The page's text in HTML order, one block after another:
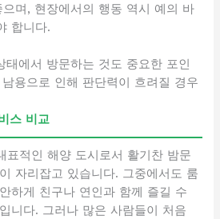
며, 현장에서의 행동 역시 예의 바
합니다.
태에서 방문하는 것도 중요한 포인
용으로 인해 판단력이 흐려질 경우
스 비교
표적인 해양 도시로서 활기찬 밤문
자리잡고 있습니다. 그중에서도 룸
하게 친구나 연인과 함께 즐길 수
니다. 그러나 많은 사람들이 처음